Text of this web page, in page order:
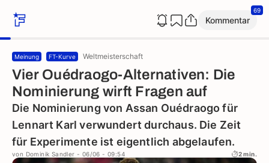
Kommentar
69
Meinung FT-Kurve Weltmeisterschaft
Vier Ouédraogo-Alternativen: Die
Nominierung wirft Fragen auf
Die Nominierung von Assan Ouédraogo für
Lennart Karl verwundert durchaus. Die Zeit
für Experimente ist eigentlich abgelaufen.
von Dominik Sandler - 06/06 - 09:54 2 min.